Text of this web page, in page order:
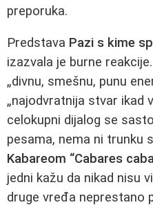
preporuka.
Predstava Pazi s kime
izazvala je burne
„divnu, smešnu, punu
„najodvratnija stvar ikad
celokupni dijalog se
pesama, nema ni trunku
Kabareom “Cabares
jedni kažu da nikad nisu
druge vređa neprestano